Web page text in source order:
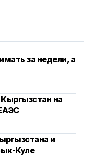
за недели, а
на
и
Куле